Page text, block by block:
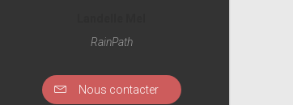
RainPath
Nous contacter